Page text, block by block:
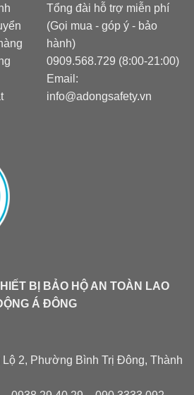
Tổng đài hỗ trợ miễn phí
(Gọi mua - góp ý - bảo
hành)
0909.568.729 (8:00-21:00)
Email:
info@adongsafety.vn
BỊ BẢO HỘ AN TOÀN LAO
Á ĐÔNG
2, Phường Bình Trị Đông, Thành